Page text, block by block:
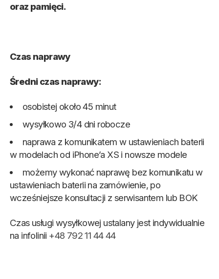
oraz pamięci.
Czas naprawy
Średni czas naprawy:
osobistej około 45 minut
wysyłkowo 3/4 dni robocze
naprawa z komunikatem w ustawieniach baterii
w modelach od iPhone’a XS i nowsze modele
możemy wykonać naprawę bez komunikatu w
ustawieniach baterii na zamówienie, po
wcześniejsze konsultacji z serwisantem lub BOK
Czas usługi wysyłkowej ustalany jest indywidualnie
na infolinii +48 792 11 44 44